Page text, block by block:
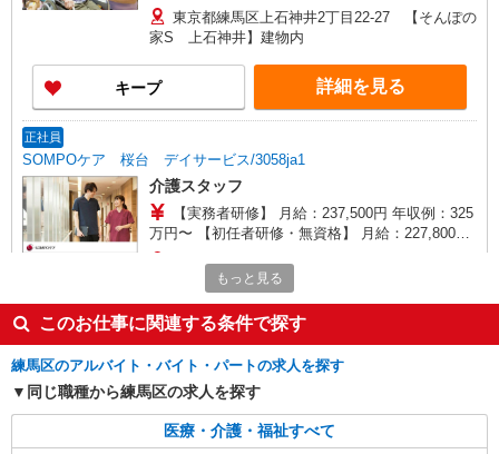
保加入者）の場合は時給1,494円 【実務者研修・
初任者研修（ヘルパー1級・2級）】 時給1,364円
◎週20時間以上勤務（社保加入者）の場合は時給
1,414円 ※居住支援特別手当は勤続5年目までの方
はさらに時給＋50円（再入社者は除く） ◎夜勤勤
務の場合別途手当あり：4,000円/回
東京都練馬区上石神井2丁目22-27 【そんぽの
家S 上石神井】建物内
キープ 詳細を見る
正社員
SOMPOケア 桜台 デイサービス/3058ja1
介護スタッフ
【実務者研修】 月給：237,500円 年収例：325
万円〜 【初任者研修・無資格】 月給：227,800円
年収例：310万円〜 ※職務手当、（東京都）居住
支援特別手当含む ※居住支援特別手当は勤続5年
目までの方はさらに1万円支給（再入社は除く）
◎賞与：基本給2.08ヶ月分/年支給 ◎残業時は別途
時間外手当支給（超過1分〜）
東京都練馬区桜台2-29-11
キープ 詳細を見る
正社員
SOMPOケア ラヴィーレ鷺ノ宮/5008aa1
【介護福祉士】 月給：305,300円 年収例：410
もっと見る
このお仕事に関連する条件で探す
練馬区のアルバイト・バイト・パートの求人を探す
同じ職種から練馬区の求人を探す
医療・介護・福祉すべて